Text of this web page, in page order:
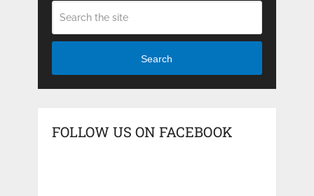
Search
FOLLOW US ON FACEBOOK